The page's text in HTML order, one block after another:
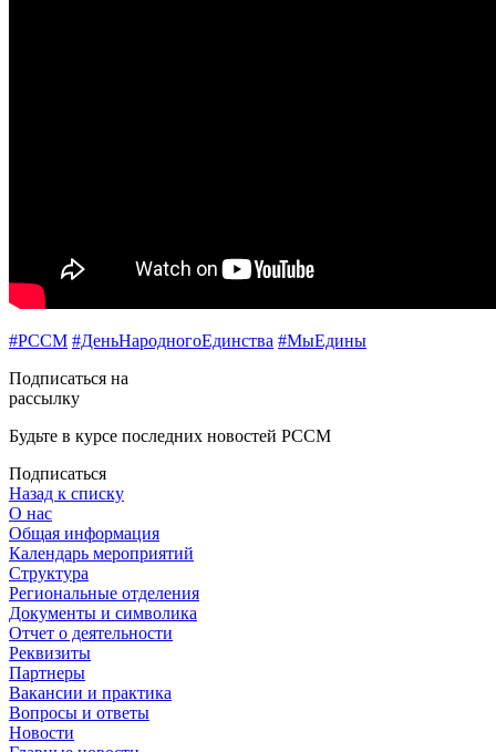
#РССМ #ДеньНародногоЕдинства #МыЕдины
Подписаться на
рассылку
Будьте в курсе последних новостей РССМ
Подписаться
Назад к списку
О нас
Общая информация
Календарь мероприятий
Структура
Региональные отделения
Документы и символика
Отчет о деятельности
Реквизиты
Партнеры
Вакансии и практика
Вопросы и ответы
Новости